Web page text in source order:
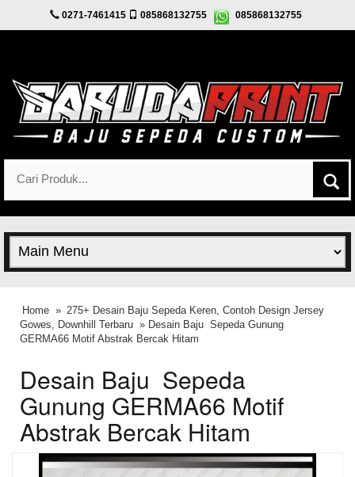
0271-7461415 085868132755 085868132755
Home » 275+ Desain Baju Sepeda Keren, Contoh Design Jersey
Gowes, Downhill Terbaru » Desain Baju Sepeda Gunung
GERMA66 Motif Abstrak Bercak Hitam
Desain Baju Sepeda
Gunung GERMA66 Motif
Abstrak Bercak Hitam